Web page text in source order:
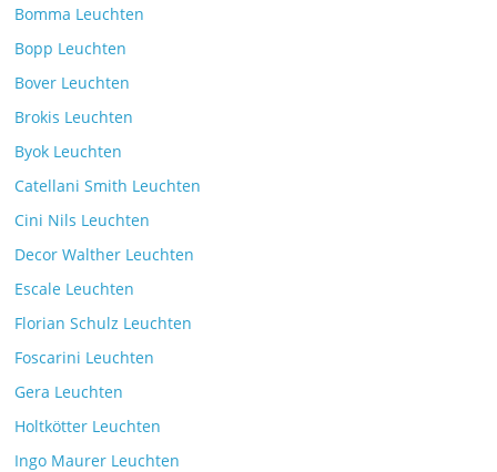
Bomma Leuchten
Bopp Leuchten
Bover Leuchten
Brokis Leuchten
Byok Leuchten
Catellani Smith Leuchten
Cini Nils Leuchten
Decor Walther Leuchten
Escale Leuchten
Florian Schulz Leuchten
Foscarini Leuchten
Gera Leuchten
Holtkötter Leuchten
Ingo Maurer Leuchten